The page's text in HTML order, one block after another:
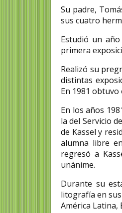
Su padre,
sus cuatro
Estudió un
primera
Realizó su
distintas
En 1981 obtuvo
En los años
la del Servicio
de Kassel y
alumna libre
regresó a
unánime.
Durante su
litografía en
América Latina,